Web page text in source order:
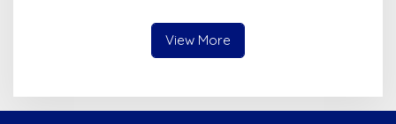
View More